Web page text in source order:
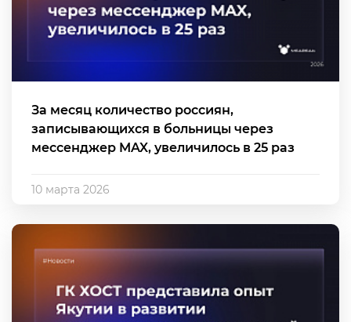
За месяц количество россиян,
записывающихся в больницы через
мессенджер MAX, увеличилось в 25 раз
10 марта 2026